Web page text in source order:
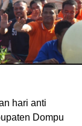
hari anti
Dompu